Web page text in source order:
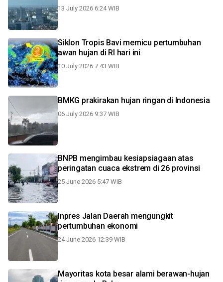
13 July 2026 6:24 WIB
Siklon Tropis Bavi memicu pertumbuhan
awan hujan di RI hari ini
10 July 2026 7:43 WIB
BMKG prakirakan hujan ringan di Indonesia
06 July 2026 9:37 WIB
BNPB mengimbau kesiapsiagaan atas
peringatan cuaca ekstrem di 26 provinsi
25 June 2026 5:47 WIB
Inpres Jalan Daerah mengungkit
pertumbuhan ekonomi
24 June 2026 12:39 WIB
Mayoritas kota besar alami berawan-hujan